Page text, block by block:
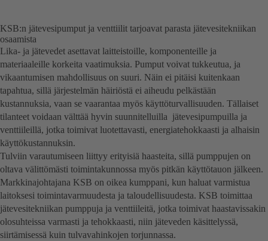
KSB:n jätevesipumput ja venttiilit tarjoavat parasta jätevesitekniikan
osaamista
Lika- ja jätevedet asettavat laitteistoille, komponenteille ja
materiaaleille korkeita vaatimuksia. Pumput voivat tukkeutua, ja
vikaantumisen mahdollisuus on suuri. Näin ei pitäisi kuitenkaan
tapahtua, sillä järjestelmän häiriöstä ei aiheudu pelkästään
kustannuksia, vaan se vaarantaa myös käyttöturvallisuuden. Tällaiset
tilanteet voidaan välttää hyvin suunnitelluilla jätevesipumpuilla ja
venttiileillä, jotka toimivat luotettavasti, energiatehokkaasti ja alhaisin
käyttökustannuksin.
Tulviin varautumiseen liittyy erityisiä haasteita, sillä pumppujen on
oltava välittömästi toimintakunnossa myös pitkän käyttötauon jälkeen.
Markkinajohtajana KSB on oikea kumppani, kun haluat varmistua
laitoksesi toimintavarmuudesta ja taloudellisuudesta. KSB toimittaa
jätevesitekniikan pumppuja ja venttiileitä, jotka toimivat haastavissakin
olosuhteissa varmasti ja tehokkaasti, niin jäteveden käsittelyssä,
siirtämisessä kuin tulvavahinkojen torjunnassa.